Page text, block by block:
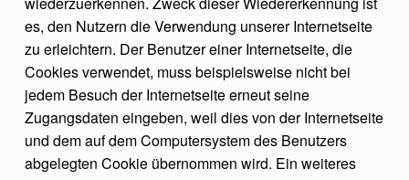
es, den Nutzern die Verwendung unserer Internetseite
zu erleichtern. Der Benutzer einer Internetseite, die
Cookies verwendet, muss beispielsweise nicht bei
jedem Besuch der Internetseite erneut seine
Zugangsdaten eingeben, weil dies von der Internetseite
und dem auf dem Computersystem des Benutzers
abgelegten Cookie übernommen wird. Ein weiteres